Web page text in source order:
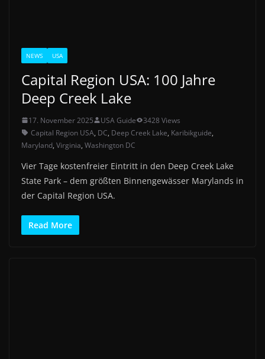
NEWS USA
Capital Region USA: 100 Jahre
Deep Creek Lake
17. November 2025 USA Guide
3428 Views
Capital Region USA, DC, Deep Creek Lake, Karibikguide,
Maryland, Virginia, Washington DC
Vier Tage kostenfreier Eintritt in den Deep Creek Lake
State Park – dem größten Binnengewässer Marylands in
der Capital Region USA.
Read More